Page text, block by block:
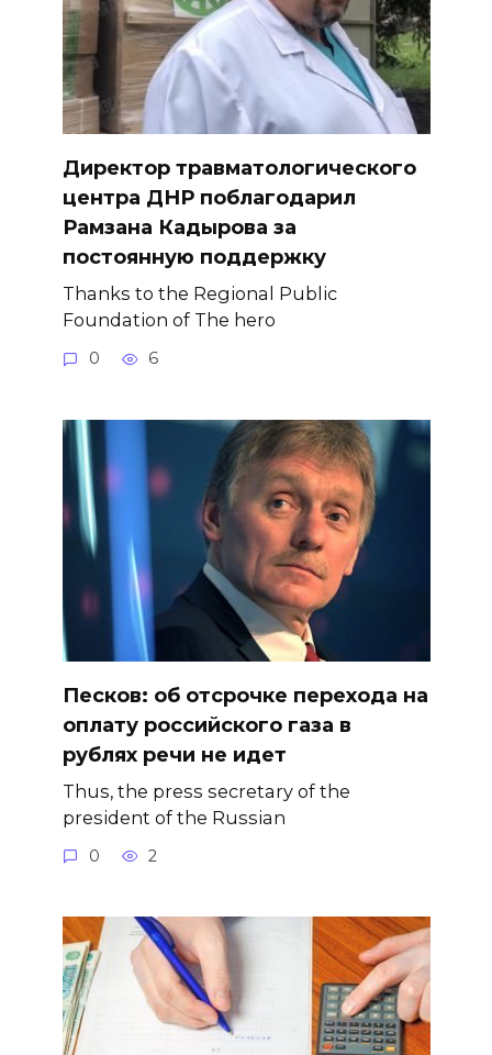
Директор травматологического
центра ДНР поблагодарил
Рамзана Кадырова за
постоянную поддержку
Thanks to the Regional Public
Foundation of The hero
0 6
Песков: об отсрочке перехода на
оплату российского газа в
рублях речи не идет
Thus, the press secretary of the
president of the Russian
0 2